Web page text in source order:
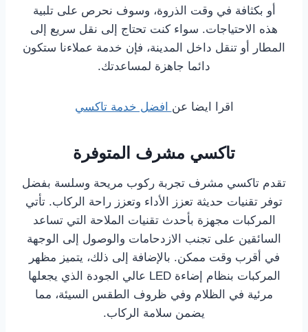
أو بكثافة في وقت الذروة، وسوف نحرص على تلبية
هذه الاحتياجات. سواء كنت تحتاج إلى نقل سريع إلى
المطار أو تنقل داخل المدينة، فإن خدمة عملاءنا ستكون
دائما جاهزة لمساعدتك.
اقرا ايضا عن افضل خدمة تاكسي
تاكسي مشرف المتوفرة
تقدم تاكسي مشرف تجربة ركوب مريحة وسلسة بفضل
توفر تقنيات حديثة تعزز الأداء وتعزز راحة الركاب. تأتي
المركبات مجهزة بأحدث تقنيات الملاحة التي تساعد
السائقين على تجنب الازدحامات والوصول إلى الوجهة
في أقرب وقت ممكن. بالإضافة إلى ذلك، يتميز مظهر
المركبات بنظام إضاءة LED عالي الجودة الذي يجعلها
مرئية في الظلام وفي ظروف الطقس السيئة، مما
يضمن سلامة الركاب.